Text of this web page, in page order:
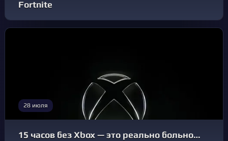
Fortnite
28 июля
15 часов без Xbox — это реально больно…